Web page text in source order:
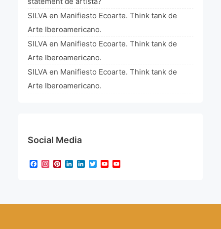
SILVA en Manifiesto Ecoarte. Think tank de
Arte Iberoamericano.
SILVA en Manifiesto Ecoarte. Think tank de
Arte Iberoamericano.
SILVA en Manifiesto Ecoarte. Think tank de
Arte Iberoamericano.
Social Media
Facebook
Instagram
Pinterest
LinkedIn
LinkedIn
TwitterYouTube